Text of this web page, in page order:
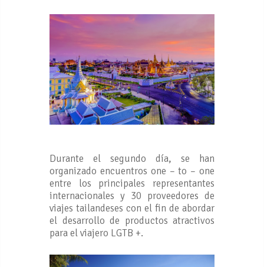
Durante el segundo día, se han
organizado encuentros one – to – one
entre los principales representantes
internacionales y 30 proveedores de
viajes tailandeses con el fin de abordar
el desarrollo de productos atractivos
para el viajero LGTB +.